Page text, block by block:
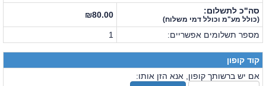
סה"כ לתשלום:
(כולל מע"מ וכולל דמי משלוח) ₪80.00
מספר תשלומים אפשריים: 1
קוד קופון
אם יש ברשותך קופון, אנא הזן אותו: